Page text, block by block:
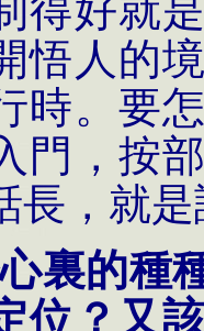
得好就
悟人的
時。要
門，按
長，就
裏的種
位？又